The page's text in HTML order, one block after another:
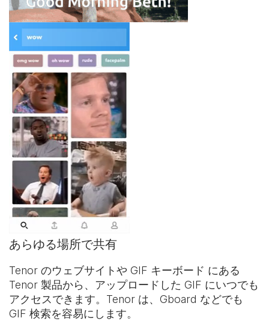
あらゆる場所で共有
Tenor のウェブサイトや GIF キーボード にある
Tenor 製品から、アップロードした GIF にいつでも
アクセスできます。Tenor は、Gboard などでも
GIF 検索を容易にします。